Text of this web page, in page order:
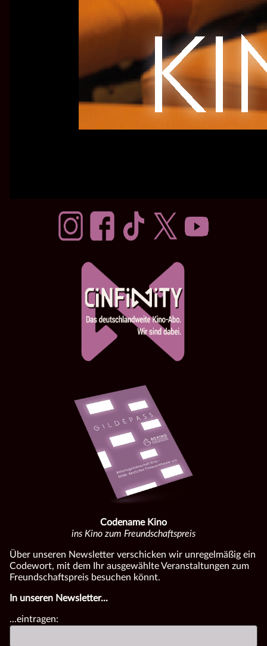
Codename Kino
ins Kino zum Freundschaftspreis
Über unseren Newsletter verschicken wir unregelmäßig ein
Codewort, mit dem Ihr ausgewählte Veranstaltungen zum
Freundschaftspreis besuchen könnt.
In unseren Newsletter...
...eintragen: